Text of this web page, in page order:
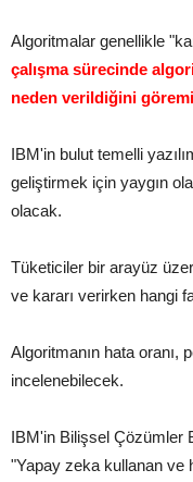
Algoritmalar genellikle
çalışma sürecinde
neden verildiğini
IBM'in bulut temelli
geliştirmek için yaygın
olacak.
Tüketiciler bir arayüz
ve kararı verirken hangi
Algoritmanın hata oranı,
incelenebilecek.
IBM'in Bilişsel Çözümler
"Yapay zeka kullanan ve